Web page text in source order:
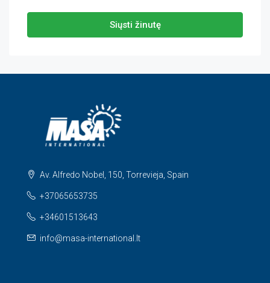
Siųsti žinutę
Av. Alfredo Nobel, 150, Torrevieja, Spain
+37065653735
+34601513643
info@masa-international.lt